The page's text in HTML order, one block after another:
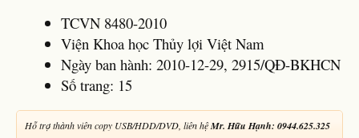
TCVN 8480-2010
Viện Khoa học Thủy lợi Việt Nam
Ngày ban hành: 2010-12-29, 2915/QĐ-BKHCN
Số trang: 15
Hỗ trợ thành viên copy USB/HDD/DVD, liên hệMr. Hữu Hạnh: 0944.625.325